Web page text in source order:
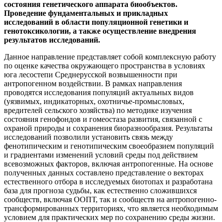
состояния генетического аппарата биообъектов.
Проведение фундаментальных и прикладных
исследований в области популяционной генетики и
генотоксикологии, а также осуществление внедрения
результатов исследований.
Данное направление представляет собой комплексную работу
по оценке качества окружающего пространства в условиях
юга лесостепи Среднерусской возвышенности при
антропогенном воздействии. В рамках направления
проводятся исследования популяций актуальных видов
(уязвимых, индикаторных, охотничье-промысловых,
вредителей сельского хозяйства) по методике изучения
состояния генофондов и гомеостаза развития, связанной с
охраной природы и сохранения биоразнообразия. Результаты
исследований позволили установить связь между
фенотипическим и генотипическим своеобразием популяций
и градиентами изменений условий среды под действием
всевозможных факторов, включая антропогенные. На основе
полученных данных составлено представление о векторах
естественного отбора в исследуемых биотопах и разработана
база для прогноза судьбы, как естественно сложившихся
сообществ, включая ООПТ, так и сообществ на антропогенно-
трансформированных территориях, что является необходимым
условием для практических мер по сохранению среды жизни.